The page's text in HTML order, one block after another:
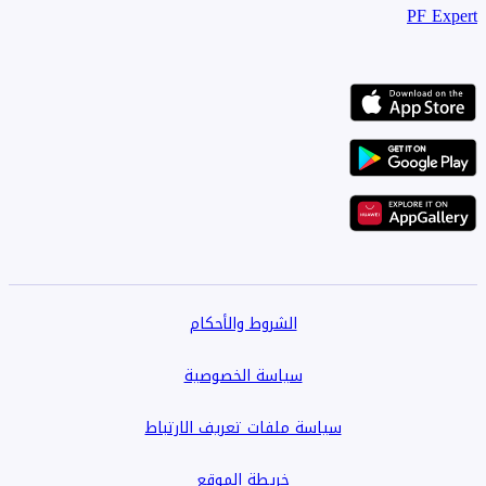
PF Expert
الشروط والأحكام
سياسة الخصوصية
سياسة ملفات تعريف الارتباط